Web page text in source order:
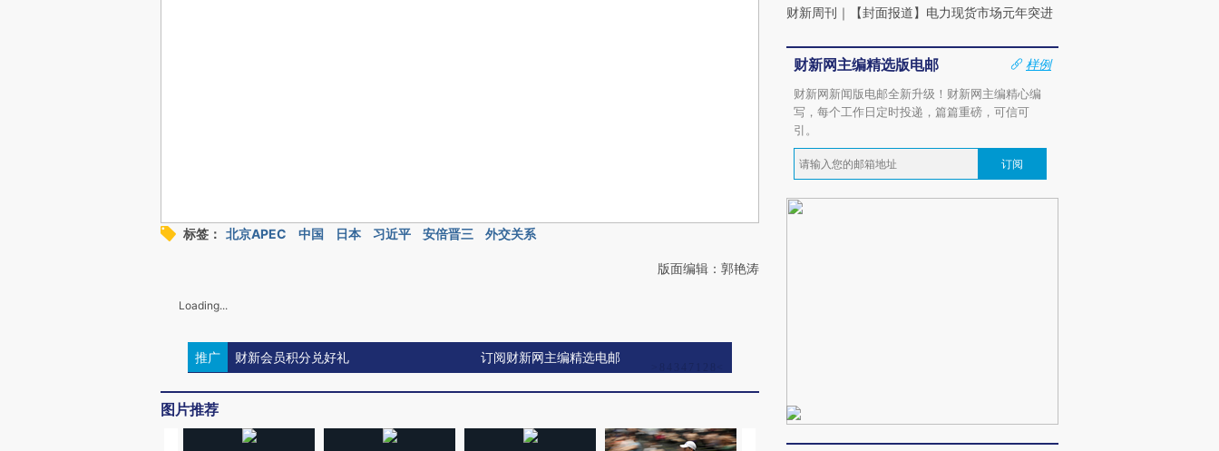
标签： 北京APEC 中国 日本 习近平 安倍晋三 外交关系
版面编辑：郭艳涛
Loading...
推广 财新会员积分兑好礼 订阅财新网主编精选电邮
图片推荐
财新周刊 ｜ 【封面报道】电力现货市场元年突进
财新网主编精选版电邮
样例
财新网新闻版电邮全新升级！财新网主编精心编
写，每个工作日定时投递，篇篇重磅，可信可
引。
订阅